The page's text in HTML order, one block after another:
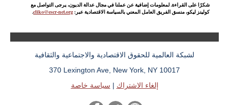
شكرًا على القراءة. لمعلومات إضافية عن عملنا في مجال عدالة الديون، يرجى التواصل مع
كولينز ليكو، منسق الفريق العامل المعني بالسياسة الاقتصادية عبر: cliko@escr-net.org
.
لشبكة العالمية للحقوق الاقتصادية والاجتماعية والثقافية
370 Lexington Ave, New York, NY 10017
إلغاء الاشتراك | سياسة خاصة